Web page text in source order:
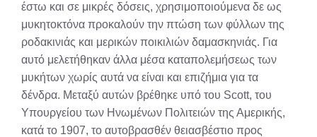
έστω και σε μικρές δόσεις, χρησιμοποιούμενα δε ως
μυκητοκτόνα προκαλούν την πτώση των φύλλων της
ροδακινιάς και μερικών ποικιλιών δαμασκηνιάς. Για
αυτό μελετήθηκαν άλλα μέσα καταπολεμήσεως των
μυκήτων χωρίς αυτά να είναι και επιζήμια για τα
δένδρα. Μεταξύ αυτών βρέθηκε υπό του Scott, του
Υπουργείου των Ηνωμένων Πολιτειών της Αμερικής,
κατά το 1907, το αυτοβρασθέν θειασβέστιο προς